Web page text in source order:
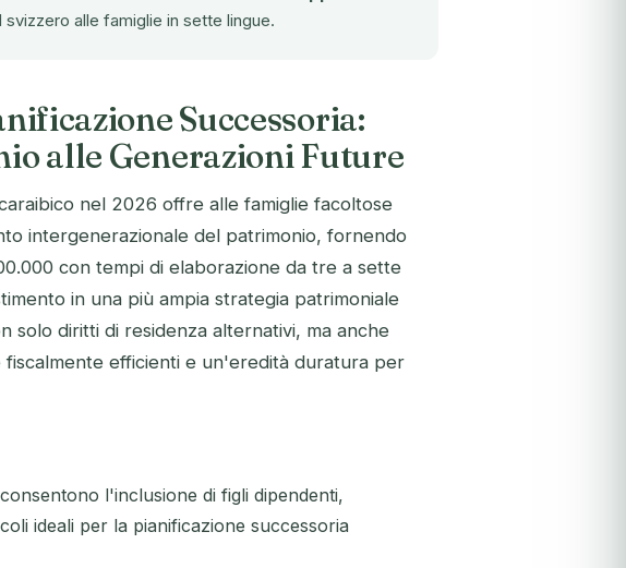
alle famiglie in sette lingue.
Successoria:
alle Generazioni Future
nel 2026 offre alle famiglie facoltose
intergenerazionale del patrimonio, fornendo
con tempi di elaborazione da tre a sette
in una più ampia strategia patrimoniale
solo diritti di residenza alternativi, ma anche
efficienti e un'eredità duratura per
l'inclusione di figli dipendenti,
ideali per la pianificazione successoria